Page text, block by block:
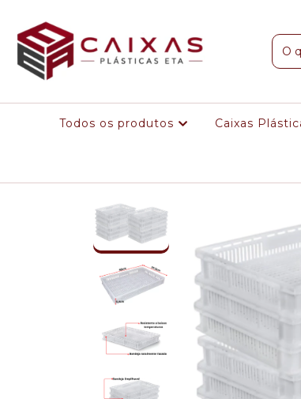
Todos os produtos Caixas